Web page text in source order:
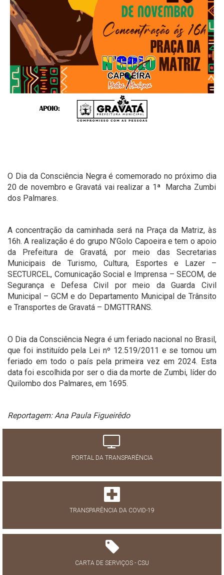
O Dia da Consciência Negra é comemorado no próximo dia
20 de novembro e Gravatá vai realizar a 1ª
Marcha Zumbi
dos Palmares.
A concentração da caminhada será na Praça da Matriz, às
16h. A realização é do grupo N’Golo Capoeira e tem o apoio
da Prefeitura de Gravatá, por meio das Secretarias
Municipais de Turismo, Cultura, Esportes e Lazer –
SECTURCEL, Comunicação Social e Imprensa – SECOM, de
Segurança e Defesa Civil por meio da Guarda Civil
Municipal – GCM e do Departamento Municipal de Trânsito
e Transportes de Gravatá – DMGTTRANS.
O Dia da Consciência Negra é um feriado nacional no Brasil,
que foi instituído pela Lei nº 12.519/2011 e se tornou um
feriado em todo o país pela primeira vez em 2024. Esta
data foi escolhida por ser o dia da morte de Zumbi, líder do
Quilombo dos Palmares, em 1695.
Reportagem: Ana Paula Figueirêdo
PORTAL DA TRANSPARÊNCIA
TRANSPARÊNCIA DA COVID-19
CARTA DE SERVIÇOS - CSU